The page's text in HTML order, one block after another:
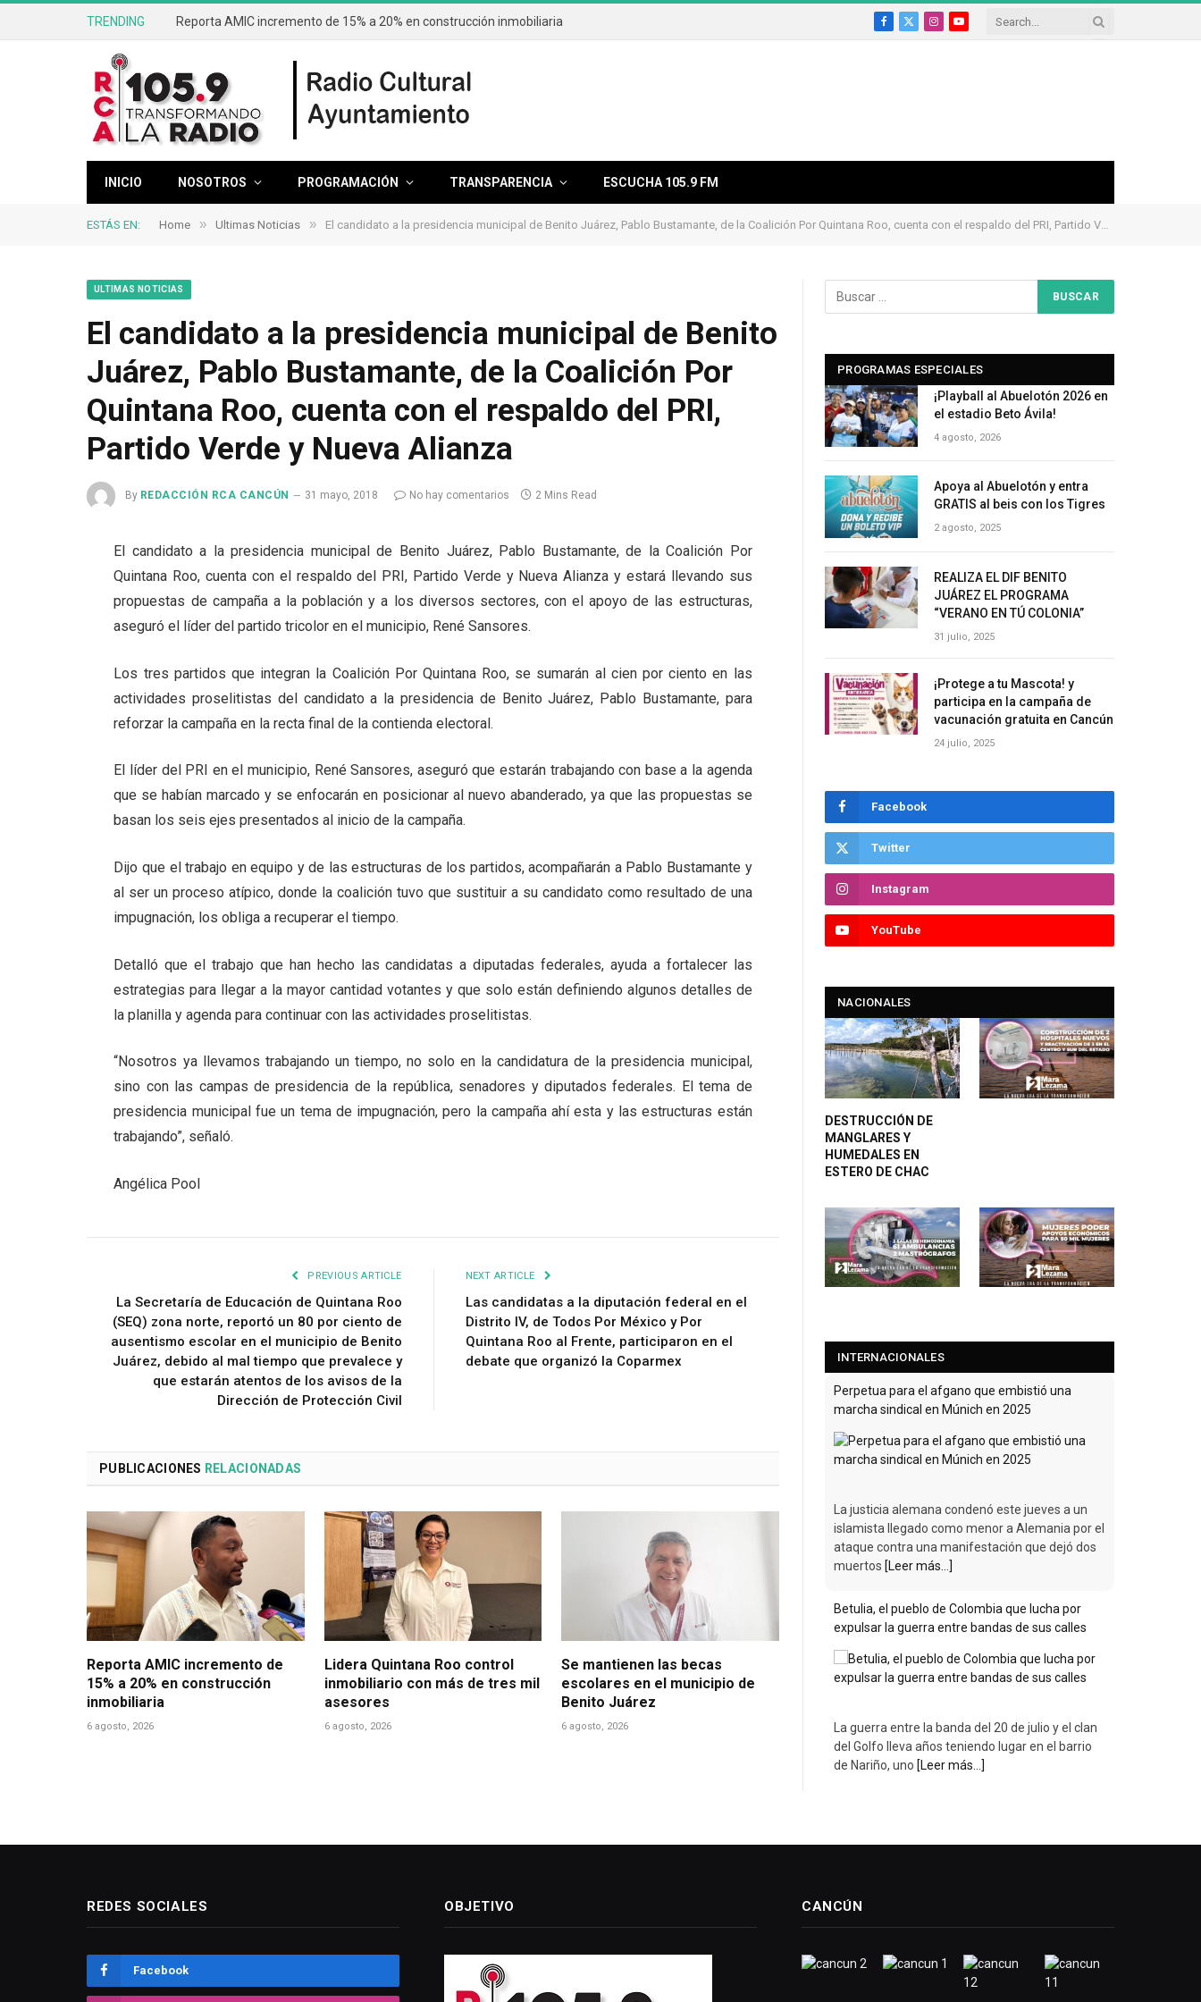
TRENDING Reporta AMIC incremento de 15% a 20% en construcción inmobiliaria
Facebook
X
InstagramYouTube
INICIO NOSOTROS PROGRAMACIÓN TRANSPARENCIA ESCUCHA 105.9 FM
ESTÁS EN: Home » Ultimas Noticias » El candidato a la presidencia municipal de Benito Juárez, Pablo Bustamante, de la Coalición Por Quintana Roo, cuenta con el respaldo del PRI, Partido Verde y Nueva Alianza
ULTIMAS NOTICIAS
El candidato a la presidencia municipal de Benito
Juárez, Pablo Bustamante, de la Coalición Por
Quintana Roo, cuenta con el respaldo del PRI,
Partido Verde y Nueva Alianza
By REDACCIÓN RCA CANCÚN 31 mayo, 2018 No hay comentarios 2 Mins Read
El candidato a la presidencia municipal de Benito Juárez, Pablo Bustamante, de la Coalición Por
Quintana Roo, cuenta con el respaldo del PRI, Partido Verde y Nueva Alianza y estará llevando sus
propuestas de campaña a la población y a los diversos sectores, con el apoyo de las estructuras,
aseguró el líder del partido tricolor en el municipio, René Sansores.
Los tres partidos que integran la Coalición Por Quintana Roo, se sumarán al cien por ciento en las
actividades proselitistas del candidato a la presidencia de Benito Juárez, Pablo Bustamante, para
reforzar la campaña en la recta final de la contienda electoral.
El líder del PRI en el municipio, René Sansores, aseguró que estarán trabajando con base a la agenda
que se habían marcado y se enfocarán en posicionar al nuevo abanderado, ya que las propuestas se
basan los seis ejes presentados al inicio de la campaña.
Dijo que el trabajo en equipo y de las estructuras de los partidos, acompañarán a Pablo Bustamante y
al ser un proceso atípico, donde la coalición tuvo que sustituir a su candidato como resultado de una
impugnación, los obliga a recuperar el tiempo.
Detalló que el trabajo que han hecho las candidatas a diputadas federales, ayuda a fortalecer las
estrategias para llegar a la mayor cantidad votantes y que solo están definiendo algunos detalles de
la planilla y agenda para continuar con las actividades proselitistas.
“Nosotros ya llevamos trabajando un tiempo, no solo en la candidatura de la presidencia municipal,
sino con las campas de presidencia de la república, senadores y diputados federales. El tema de
presidencia municipal fue un tema de impugnación, pero la campaña ahí esta y las estructuras están
trabajando”, señaló.
Angélica Pool
PREVIOUS ARTICLE
La Secretaría de Educación de Quintana Roo
(SEQ) zona norte, reportó un 80 por ciento de
ausentismo escolar en el municipio de Benito
Juárez, debido al mal tiempo que prevalece y
que estarán atentos de los avisos de la
Dirección de Protección Civil
NEXT ARTICLE
Las candidatas a la diputación federal en el
Distrito IV, de Todos Por México y Por
Quintana Roo al Frente, participaron en el
debate que organizó la Coparmex
PUBLICACIONES RELACIONADAS
Reporta AMIC incremento de
15% a 20% en construcción
inmobiliaria
6 agosto, 2026
Lidera Quintana Roo control
inmobiliario con más de tres mil
asesores
6 agosto, 2026
Se mantienen las becas
escolares en el municipio de
Benito Juárez
6 agosto, 2026
PROGRAMAS ESPECIALES
¡Playball al Abuelotón 2026 en
el estadio Beto Ávila!
4 agosto, 2026
Apoya al Abuelotón y entra
GRATIS al beis con los Tigres
2 agosto, 2025
REALIZA EL DIF BENITO
JUÁREZ EL PROGRAMA
“VERANO EN TÚ COLONIA”
31 julio, 2025
¡Protege a tu Mascota! y
participa en la campaña de
vacunación gratuita en Cancún
24 julio, 2025
Facebook
Twitter
Instagram
YouTube
NACIONALES
DESTRUCCIÓN DE
MANGLARES Y
HUMEDALES EN
ESTERO DE CHAC
INTERNACIONALES
Perpetua para el afgano que embistió una
marcha sindical en Múnich en 2025
La justicia alemana condenó este jueves a un
islamista llegado como menor a Alemania por el
ataque contra una manifestación que dejó dos
muertos [Leer más...]
Betulia, el pueblo de Colombia que lucha por
expulsar la guerra entre bandas de sus calles
La guerra entre la banda del 20 de julio y el clan
del Golfo lleva años teniendo lugar en el barrio
de Nariño, uno [Leer más...]
REDES SOCIALES
Facebook
OBJETIVO CANCÚN